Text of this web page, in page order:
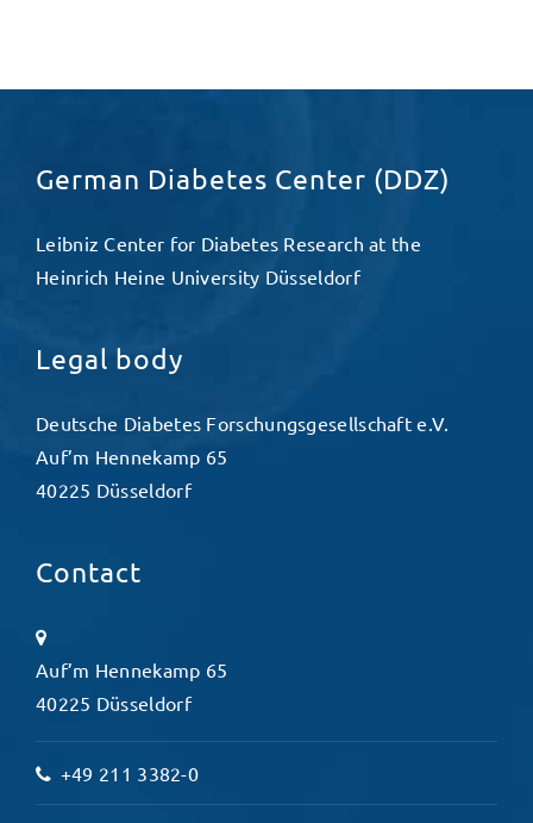
German Diabetes Center (DDZ)
Leibniz Center for Diabetes Research at the
Heinrich Heine University Düsseldorf
Legal body
Deutsche Diabetes Forschungsgesellschaft e.V.
Auf’m Hennekamp 65
40225 Düsseldorf
Contact
Auf’m Hennekamp 65
40225 Düsseldorf
+49 211 3382-0